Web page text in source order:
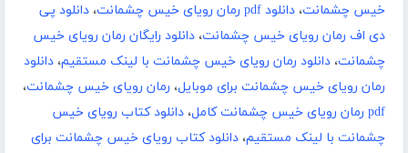
خیس چشمانت، دانلود pdf رمان رویای خیس چشمانت ، دانلود پی
دی اف رمان رویای خیس چشمانت، دانلود رایگان رمان رویای خیس
چشمانت، دانلود رمان رویای خیس چشمانت با لینک مستقیم، دانلود
رمان رویای خیس چشمانت برای موبایل، رمان رویای خیس چشمانت،
pdf رمان رویای خیس چشمانت کامل
، دانلود کتاب رویای خیس
چشمانت با لینک مستقیم، دانلود کتاب رویای خیس چشمانت برای